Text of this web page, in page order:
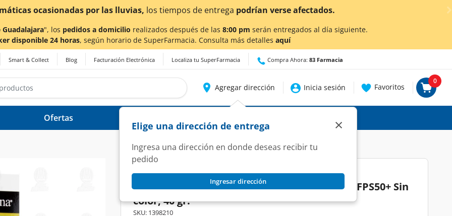
¡Ahora también en Aguascalientes! para
", los pedidos a domicilio realizados después de las 8:00 pm serán entregados al día siguiente.
disponible 24 horas, según horario de SuperFarmacia. Consulta más detalles aquí
Smart & Collect Blog Facturación Electrónica Localiza tu SuperFarmacia Compra Ahora: 83 Farmacia
Agregar dirección
Elige una dirección de entrega
Ingresa una dirección en donde deseas recibir tu
pedido
Ingresar dirección
×
Inicia sesión Favoritos
0
Ofertas
NEUTROGENA
Protector Solar Facial Neutrogena Sun Fresh FPS50+ Sin
color, 40 gr.
SKU: 1398210